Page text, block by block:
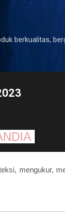
berkualitas,
mengukur,